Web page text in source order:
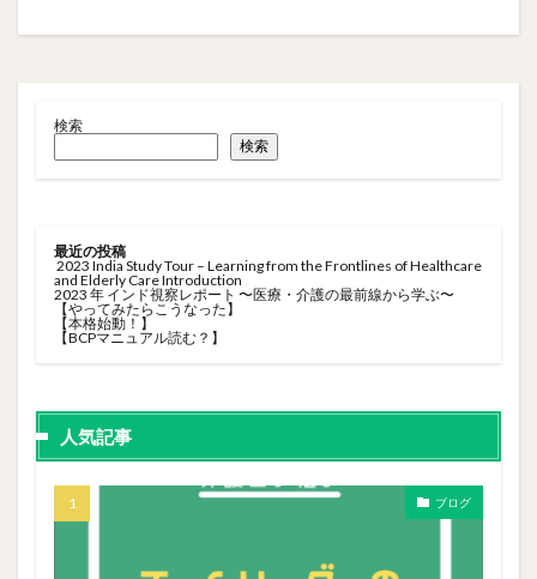
検索
検索
最近の投稿
2023 India Study Tour – Learning from the Frontlines of Healthcare
and Elderly Care Introduction
2023 年 インド視察レポート 〜医療・介護の最前線から学ぶ〜
【やってみたらこうなった】
【本格始動！】
【BCPマニュアル読む？】
人気記事
ブログ